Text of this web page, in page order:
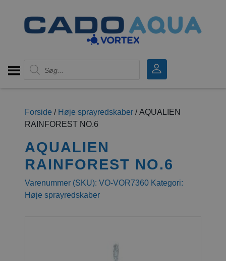
Products search
Forside / Høje sprayredskaber / AQUALIEN
RAINFOREST NO.6
AQUALIEN
RAINFOREST NO.6
Varenummer (SKU): VO-VOR7360 Kategori:
Høje sprayredskaber